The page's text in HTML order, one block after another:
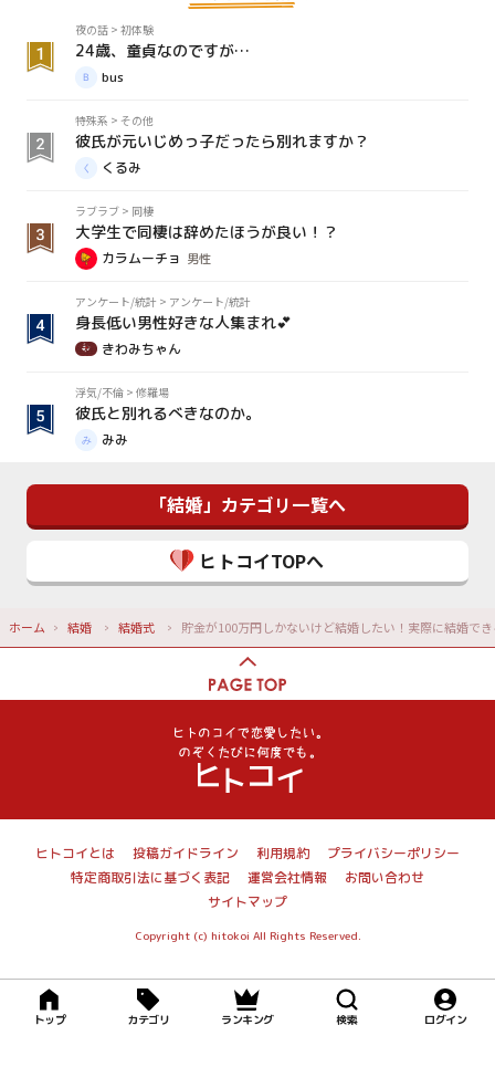
夜の話 > 初体験
24歳、童貞なのですが…
bus
特殊系 > その他
彼氏が元いじめっ子だったら別れますか？
くるみ
ラブラブ > 同棲
大学生で同棲は辞めたほうが良い！？
カラムーチョ 男性
アンケート/統計 > アンケート/統計
身長低い男性好きな人集まれ💕
きわみちゃん
浮気/不倫 > 修羅場
彼氏と別れるべきなのか。
みみ
「結婚」カテゴリ一覧へ
ヒトコイTOPへ
ホーム 結婚 結婚式 貯金が100万円しかないけど結婚したい！実際に結婚で
トップ カテゴリ ランキング 検索 ログイン
ヒトコイとは 投稿ガイドライン 利用規約
プライバシーポリシー
特定商取引法に基づく表記
運営会社情報
お問い合わせ
サイトマップ
Copyright (c) hitokoi All Rights Reserved.